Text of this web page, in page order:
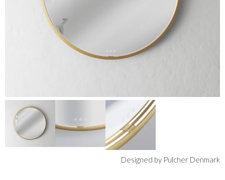
Designed by Pulcher Denmark